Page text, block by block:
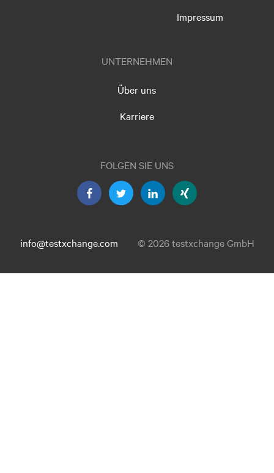
Impressum
UNTERNEHMEN
Über uns
Karriere
FOLGEN SIE UNS
info@testxchange.com © 2026 testxchange GmbH